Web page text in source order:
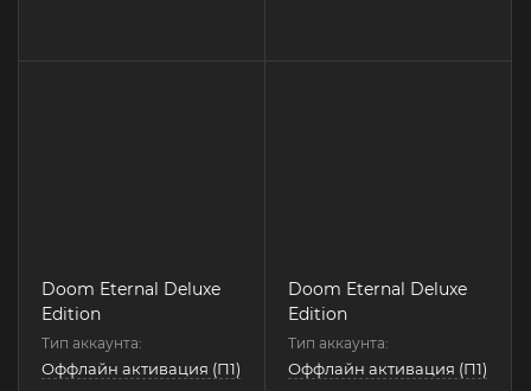
Doom Eternal Deluxe
Edition
Тип аккаунта:
Оффлайн активация (П1)
Doom Eternal Deluxe
Edition
Тип аккаунта:
Оффлайн активация (П1)